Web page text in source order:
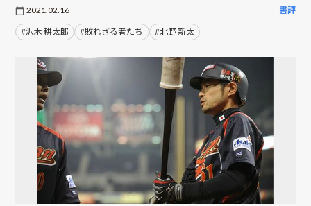
2021.02.16 書評
#沢木 耕太郎 #敗れざる者たち #北野 新太